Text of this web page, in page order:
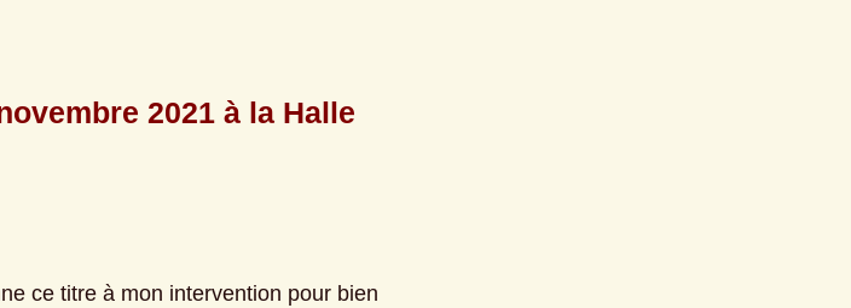
2021 à la Halle
ce titre à mon intervention pour bien